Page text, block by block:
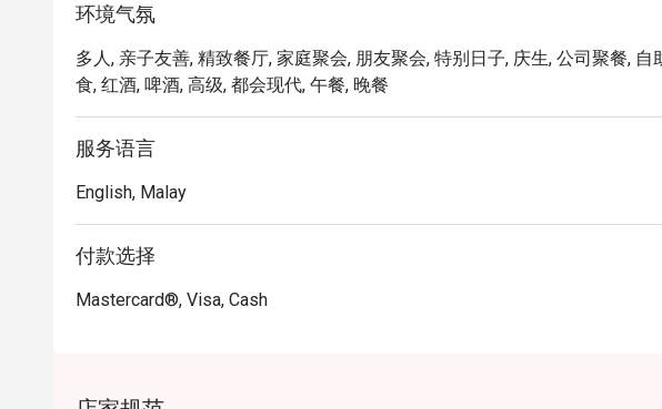
⭐ Google 评分：4.2 分（来自 1452 条评论）
无论是庆祝性的家庭聚会、重要的客户午餐，还是一人独享的奢华犒赏，
环境气氛
多人, 亲子友善, 精致餐厅, 家庭聚会, 朋友聚会, 特别日子, 庆生, 公司聚餐, 自
食, 红酒, 啤酒, 高级, 都会现代, 午餐, 晚餐
服务语言
English, Malay
付款选择
Mastercard®, Visa, Cash